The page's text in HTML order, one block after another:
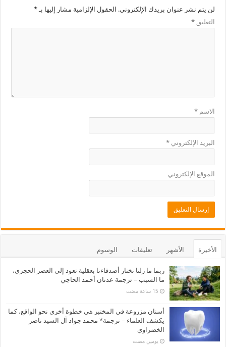
لن يتم نشر عنوان بريدك الإلكتروني. الحقول الإلزامية مشار إليها بـ*
التعليق*
الاسم*
البريد الإلكتروني*
الموقع الإلكتروني
الأخيرة الأشهر تعليقات الوسوم
ربما ما زلنا نختار أصدقاءنا بعقلية تعود إلى العصر الحجري،
ما السبب – ترجمة عدنان أحمد الحاجي
أسنان مزروعة في المختبر هي خطوة أخرى نحو الواقع، كما
يكشف العلماء – ترجمة* محمد جواد آل السيد ناصر
الخضراوي
‏يومين مضت